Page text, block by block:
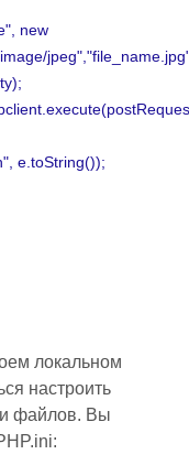
new
локальном
настроить
файлов. Вы